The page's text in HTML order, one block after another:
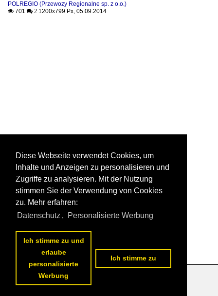
POLREGIO (Przewozy Regionalne sp. z o.o.)
 701  2 1200x799 Px, 05.09.2014
Datenschutzerklärung
Diese Webseite verwendet Cookies, um
Inhalte und Anzeigen zu personalisieren und
Zugriffe zu analysieren. Mit der Nutzung
stimmen Sie der Verwendung von Cookies
zu. Mehr erfahren:
Datenschutz , Personalisierte Werbung
Ich stimme zu und
erlaube
personalisierte
Werbung
Ich stimme zu